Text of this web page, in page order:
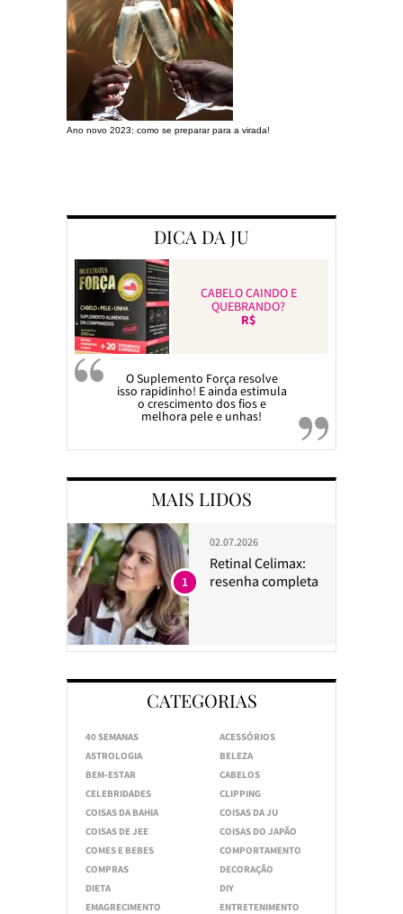
Ano novo 2023: como se preparar para a virada!
DICA DA JU
CABELO CAINDO E
QUEBRANDO?
R$
O Suplemento Força resolve
isso rapidinho! E ainda estimula
o crescimento dos fios e
melhora pele e unhas!
MAIS LIDOS
02.07.2026
Retinal Celimax:
resenha completa
1
CATEGORIAS
40 SEMANAS
ACESSÓRIOS
ASTROLOGIA
BELEZA
BEM-ESTAR
CABELOS
CELEBRIDADES
CLIPPING
COISAS DA BAHIA
COISAS DA JU
COISAS DE JEE
COISAS DO JAPÃO
COMES E BEBES
COMPORTAMENTO
COMPRAS
DECORAÇÃO
DIETA
DIY
EMAGRECIMENTO
ENTRETENIMENTO